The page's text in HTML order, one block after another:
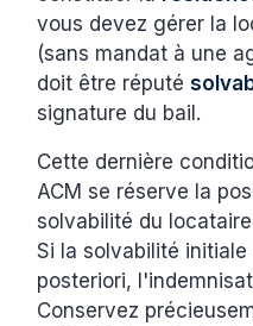
vous devez gérer la
(sans mandat à une
doit être réputé
signature du bail.
Cette dernière
ACM se réserve la
solvabilité du
Si la solvabilité
posteriori,
Conservez